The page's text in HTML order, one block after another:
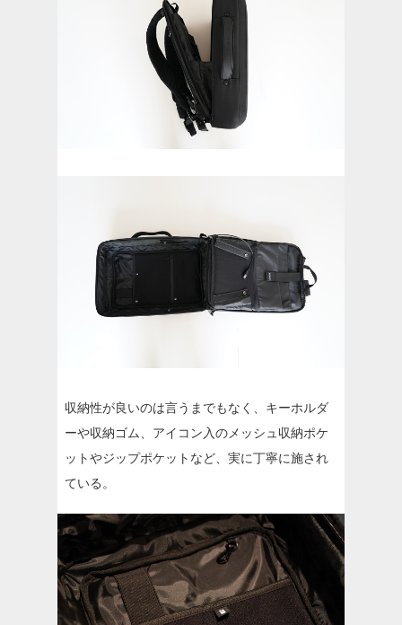
収納性が良いのは言うまでもなく、キーホルダ
ーや収納ゴム、アイコン入のメッシュ収納ポケ
ットやジップポケットなど、実に丁寧に施され
ている。